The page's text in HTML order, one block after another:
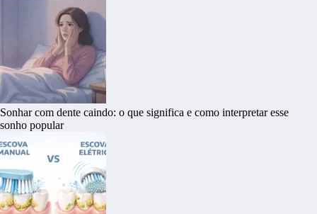
Sonhar com dente caindo: o que significa e como interpretar esse
sonho popular